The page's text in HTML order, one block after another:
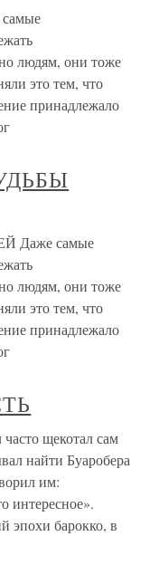
людям, они тоже
это тем, что
принадлежало
Даже самые
людям, они тоже
это тем, что
принадлежало
щекотал сам
найти Буаробера
им:
интересное».
эпохи барокко, в